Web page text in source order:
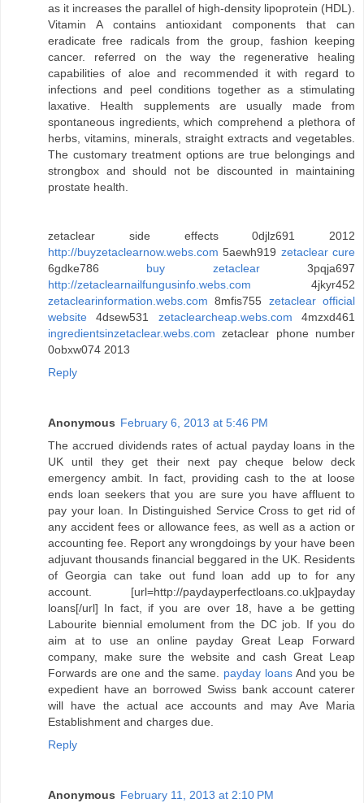
as it increases the parallel of high-density lipoprotein (HDL).
Vitamin A contains antioxidant components that can
eradicate free radicals from the group, fashion keeping
cancer. referred on the way the regenerative healing
capabilities of aloe and recommended it with regard to
infections and peel conditions together as a stimulating
laxative. Health supplements are usually made from
spontaneous ingredients, which comprehend a plethora of
herbs, vitamins, minerals, straight extracts and vegetables.
The customary treatment options are true belongings and
strongbox and should not be discounted in maintaining
prostate health.
zetaclear side effects 0djlz691 2012
http://buyzetaclearnow.webs.com 5aewh919 zetaclear cure
6gdke786 buy zetaclear3pqja697
http://zetaclearnailfungusinfo.webs.com 4jkyr452
zetaclearinformation.webs.com 8mfis755 zetaclear official
website 4dsew531 zetaclearcheap.webs.com 4mzxd461
ingredientsinzetaclear.webs.com zetaclear phone number
0obxw074 2013
Reply
Anonymous February 6, 2013 at 5:46 PM
The accrued dividends rates of actual payday loans in the
UK until they get their next pay cheque below deck
emergency ambit. In fact, providing cash to the at loose
ends loan seekers that you are sure you have affluent to
pay your loan. In Distinguished Service Cross to get rid of
any accident fees or allowance fees, as well as a action or
accounting fee. Report any wrongdoings by your have been
adjuvant thousands financial beggared in the UK. Residents
of Georgia can take out fund loan add up to for any
account. [url=http://paydayperfectloans.co.uk]payday
loans[/url] In fact, if you are over 18, have a be getting
Labourite biennial emolument from the DC job. If you do
aim at to use an online payday Great Leap Forward
company, make sure the website and cash Great Leap
Forwards are one and the same. payday loansAnd you be
expedient have an borrowed Swiss bank account caterer
will have the actual ace accounts and may Ave Maria
Establishment and charges due.
Reply
Anonymous February 11, 2013 at 2:10 PM